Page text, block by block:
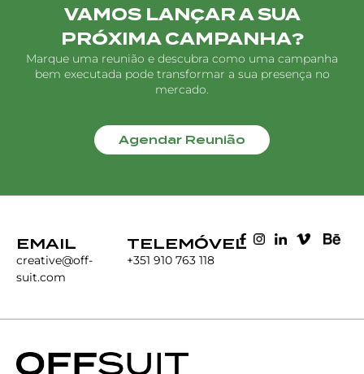
VAMOS LANÇAR A SUA
PRÓXIMA CAMPANHA?
Marque uma reunião e descubra como uma campanha
bem executada pode transformar a sua presença no
mercado.
Agendar Reunião
EMAIL
creative@off-
suit.com
TELEMÓVEL
+351 910 763 118